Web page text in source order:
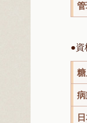
●資